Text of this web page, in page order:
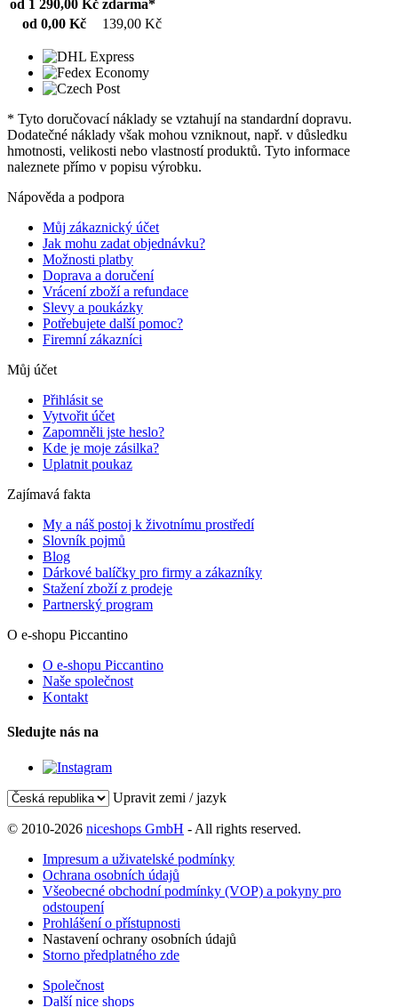
od 1 290,00 Kč zdarma*
od 0,00 Kč
139,00 Kč
* Tyto doručovací náklady se vztahují na standardní dopravu.
Dodatečné náklady však mohou vzniknout, např. v důsledku
hmotnosti, velikosti nebo vlastností produktů. Tyto informace
naleznete přímo v popisu výrobku.
Nápověda a podpora
Můj zákaznický účet
Jak mohu zadat objednávku?
Možnosti platby
Doprava a doručení
Vrácení zboží a refundace
Slevy a poukázky
Potřebujete další pomoc?
Firemní zákazníci
Můj účet
Přihlásit se
Vytvořit účet
Zapomněli jste heslo?
Kde je moje zásilka?
Uplatnit poukaz
Zajímavá fakta
My a náš postoj k životnímu prostředí
Slovník pojmů
Blog
Dárkové balíčky pro firmy a zákazníky
Stažení zboží z prodeje
Partnerský program
O e-shopu Piccantino
O e-shopu Piccantino
Naše společnost
Kontakt
Sledujte nás na
Upravit zemi / jazyk
© 2010-2026 niceshops GmbH - All rights reserved.
Impresum a uživatelské podmínky
Ochrana osobních údajů
Všeobecné obchodní podmínky (VOP) a pokyny pro
odstoupení
Prohlášení o přístupnosti
Nastavení ochrany osobních údajů
Storno předplatného zde
Společnost
Další nice shops